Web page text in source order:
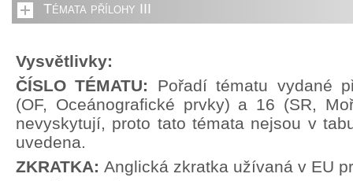
Témata přílohy III
Vysvětlivky:
ČÍSLO TÉMATU: Pořadí tématu vydané
(OF, Oceánografické prvky) a 16 (SR,
nevyskytují, proto tato témata nejsou v
uvedena.
ZKRATKA: Anglická zkratka užívaná v EU